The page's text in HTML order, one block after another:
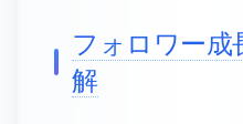
フォロワー成
解